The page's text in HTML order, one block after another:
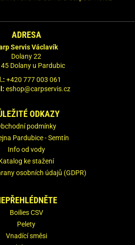
ADRESA
Servis Václavík
Dolany 22
Dolany u Pardubic
+420 777 003 061
eshop@carpservis.cz
ODKAZY
podmínky
Pardubice - Semtín
Info od vody
ke stažení
osobních údajů (GDPR)
Boilies CSV
Pelety
Vnadící směsi